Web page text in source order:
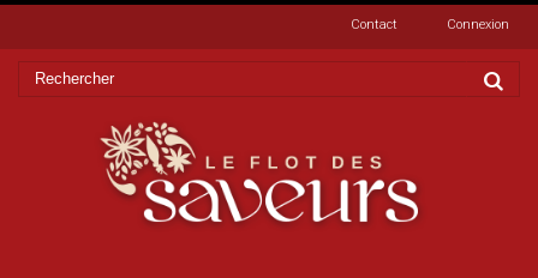
Connexion
Contact